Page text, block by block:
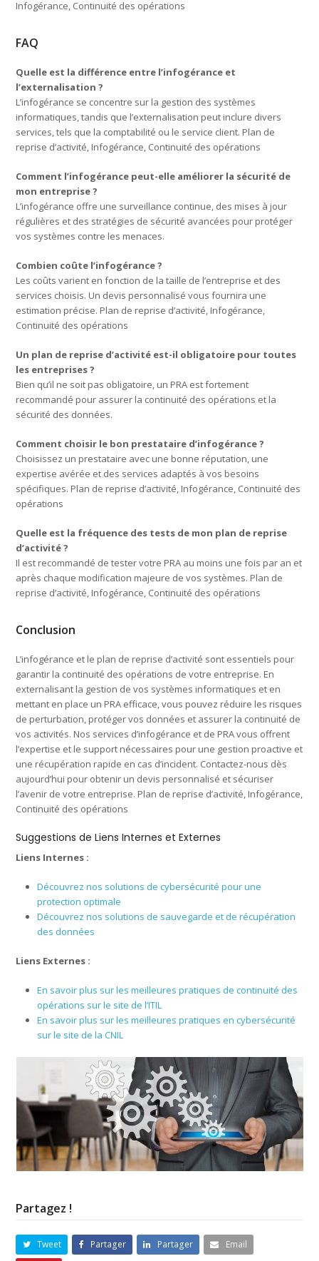
Infogérance, Continuité des opérations
FAQ
Quelle est la différence entre l’infogérance et
l’externalisation ?
L’infogérance se concentre sur la gestion des systèmes
informatiques, tandis que l’externalisation peut inclure divers
services, tels que la comptabilité ou le service client. Plan de
reprise d’activité, Infogérance, Continuité des opérations
Comment l’infogérance peut-elle améliorer la sécurité de
mon entreprise ?
L’infogérance offre une surveillance continue, des mises à jour
régulières et des stratégies de sécurité avancées pour protéger
vos systèmes contre les menaces.
Combien coûte l’infogérance ?
Les coûts varient en fonction de la taille de l’entreprise et des
services choisis. Un devis personnalisé vous fournira une
estimation précise. Plan de reprise d’activité, Infogérance,
Continuité des opérations
Un plan de reprise d’activité est-il obligatoire pour toutes
les entreprises ?
Bien qu’il ne soit pas obligatoire, un PRA est fortement
recommandé pour assurer la continuité des opérations et la
sécurité des données.
Comment choisir le bon prestataire d’infogérance ?
Choisissez un prestataire avec une bonne réputation, une
expertise avérée et des services adaptés à vos besoins
spécifiques. Plan de reprise d’activité, Infogérance, Continuité des
opérations
Quelle est la fréquence des tests de mon plan de reprise
d’activité ?
Il est recommandé de tester votre PRA au moins une fois par an et
après chaque modification majeure de vos systèmes. Plan de
reprise d’activité, Infogérance, Continuité des opérations
Conclusion
L’infogérance et le plan de reprise d’activité sont essentiels pour
garantir la continuité des opérations de votre entreprise. En
externalisant la gestion de vos systèmes informatiques et en
mettant en place un PRA efficace, vous pouvez réduire les risques
de perturbation, protéger vos données et assurer la continuité de
vos activités. Nos services d’infogérance et de PRA vous offrent
l’expertise et le support nécessaires pour une gestion proactive et
une récupération rapide en cas d’incident. Contactez-nous dès
aujourd’hui pour obtenir un devis personnalisé et sécuriser
l’avenir de votre entreprise. Plan de reprise d’activité, Infogérance,
Continuité des opérations
Suggestions de Liens Internes et Externes
Liens Internes :
Découvrez nos solutions de cybersécurité pour une
protection optimale
Découvrez nos solutions de sauvegarde et de récupération
des données
Liens Externes :
En savoir plus sur les meilleures pratiques de continuité des
opérations sur le site de l’ITIL
En savoir plus sur les meilleures pratiques en cybersécurité
sur le site de la CNIL
Partagez !
Tweet Partager Partager
Email